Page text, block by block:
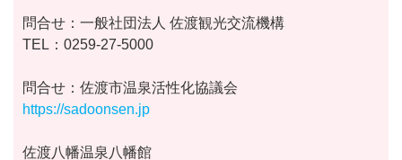
問合せ：一般社団法人 佐渡観光交流機構
TEL：0259-27-5000
問合せ：佐渡市温泉活性化協議会
https://sadoonsen.jp
佐渡八幡温泉八幡館